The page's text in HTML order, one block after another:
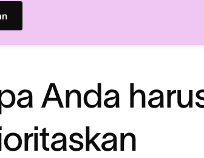
Anda